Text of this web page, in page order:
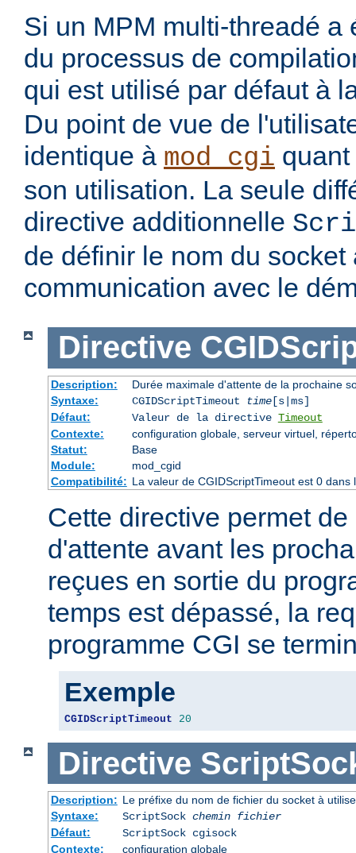
Si un MPM multi-threadé a
du processus de
qui est utilisé par défaut à
Du point de vue de
identique à mod_cgi
son utilisation. La seule
directive additionnelle
de définir le nom du
communication avec le
Directive
Description:
Durée maximale d'attente de la prochaine
Syntaxe:
CGIDScriptTimeout time[s|ms]
Défaut:
Valeur de la directive Timeout
Contexte:
configuration globale, serveur virtuel,
Statut:
Base
Module:
mod_cgid
Compatibilité: La valeur de CGIDScriptTimeout est 0
Cette directive permet
d'attente avant les
reçues en sortie du
temps est dépassé, la
programme CGI se
Exemple
CGIDScriptTimeout 20
Directive
Description: Le préfixe du nom de fichier du socket à
Syntaxe:
ScriptSock chemin fichier
Défaut:
ScriptSock cgisock
Contexte:
configuration globale